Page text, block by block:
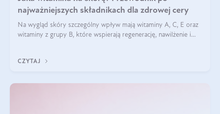
najważniejszych składnikach dla zdrowej cery
Na wygląd skóry szczególny wpływ mają witaminy A, C, E oraz
witaminy z grupy B, które wspierają regenerację, nawilżenie i
CZYTAJ